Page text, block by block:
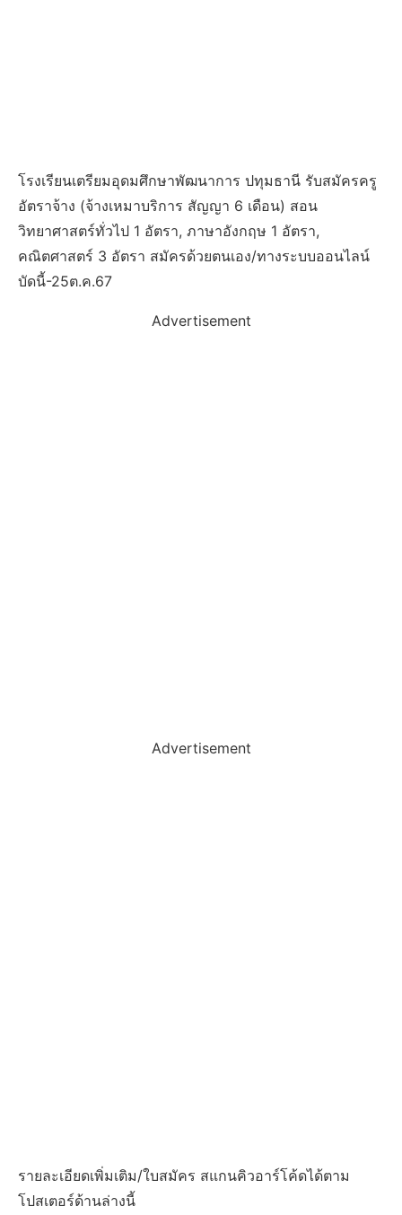
โรงเรียนเตรียมอุดมศึกษาพัฒนาการ ปทุมธานี รับสมัครครู
อัตราจ้าง (จ้างเหมาบริการ สัญญา 6 เดือน) สอน
วิทยาศาสตร์ทั่วไป 1 อัตรา, ภาษาอังกฤษ 1 อัตรา,
คณิตศาสตร์ 3 อัตรา สมัครด้วยตนเอง/ทางระบบออนไลน์
บัดนี้-25ต.ค.67
Advertisement
Advertisement
รายละเอียดเพิ่มเติม/ใบสมัคร สแกนคิวอาร์โค้ดได้ตาม
โปสเตอร์ด้านล่างนี้